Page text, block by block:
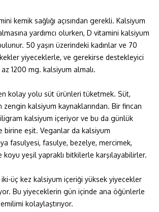
kemik sağlığı açısından gerekli. Kalsiyum
yardımcı olurken, D vitamini kalsiyum
50 yaşın üzerindeki kadınlar ve 70
yiyeceklerle, ve gerekirse destekleyici
1200 mg. kalsiyum almalı.
kolay yolu süt ürünleri tüketmek. Süt,
kalsiyum kaynaklarından. Bir fincan
kalsiyum içeriyor ve bu da günlük
birine eşit. Veganlar da kalsiyum
fasulyesi, fasulye, bezelye, mercimek,
yeşil yapraklı bitkilerle karşılayabilirler.
üç kez kalsiyum içeriği yüksek yiyecekler
Bu yiyeceklerin gün içinde ana öğünlerle
kolaylaştırıyor.